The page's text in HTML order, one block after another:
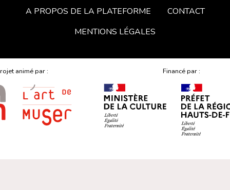
A PROPOS DE LA PLATEFORME
CONTACT
MENTIONS LÉGALES
animé par : Financé par :